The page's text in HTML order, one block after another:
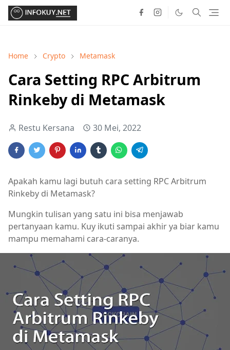
Home Crypto Metamask
Cara Setting RPC Arbitrum
Rinkeby di Metamask
Restu Kersana 30 Mei, 2022
Apakah kamu lagi butuh cara setting RPC Arbitrum
Rinkeby di Metamask?
Mungkin tulisan yang satu ini bisa menjawab
pertanyaan kamu. Kuy ikuti sampai akhir ya biar kamu
mampu memahami cara-caranya.